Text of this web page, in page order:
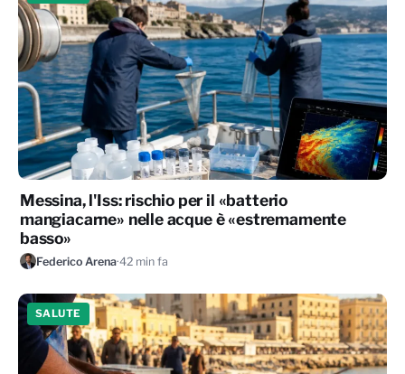
Messina, l'Iss: rischio per il «batterio
mangiacarne» nelle acque è «estremamente
basso»
Federico Arena·42 min fa
SALUTE